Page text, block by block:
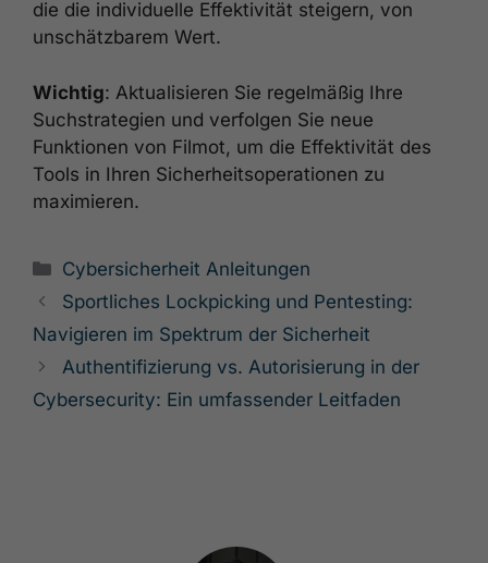
die die individuelle Effektivität steigern, von
unschätzbarem Wert.
Wichtig: Aktualisieren Sie regelmäßig Ihre
Suchstrategien und verfolgen Sie neue
Funktionen von Filmot, um die Effektivität des
Tools in Ihren Sicherheitsoperationen zu
maximieren.
Kategorien
Cybersicherheit Anleitungen
Sportliches Lockpicking und Pentesting:
Navigieren im Spektrum der Sicherheit
Authentifizierung vs. Autorisierung in der
Cybersecurity: Ein umfassender Leitfaden